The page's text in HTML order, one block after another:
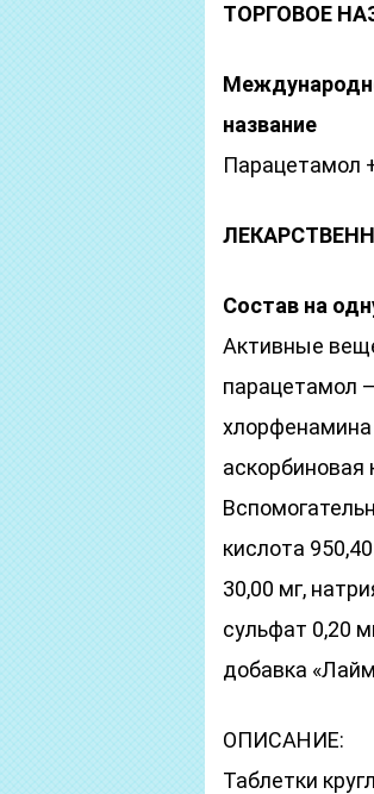
ТОРГОВОЕ
название
Парацетамол
Состав на
Активные
парацетамол
аскорбиновая
кислота
30,00 мг,
сульфат 0,20
добавка
ОПИСАНИЕ:
Таблетки